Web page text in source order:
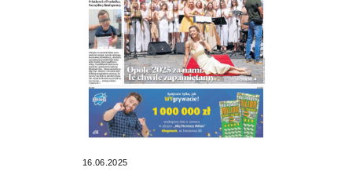
16.06.2025